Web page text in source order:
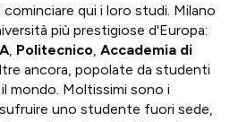
qui i loro studi. Milano
più prestigiose d'Europa:
, Politecnico, Accademia di
ancora, popolate da studenti
mondo. Moltissimi sono i
uno studente fuori sede,